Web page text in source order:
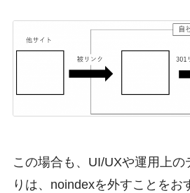
この場合も、UI/UXや運用上の
りは、noindexを外すことをお